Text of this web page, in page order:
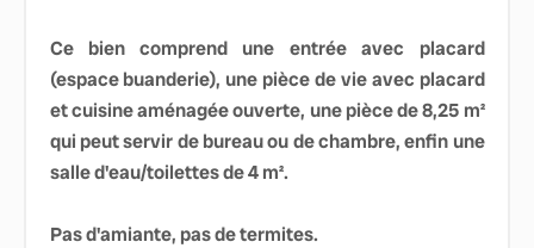
Ce bien comprend une entrée avec placard
(espace buanderie), une pièce de vie avec placard
et cuisine aménagée ouverte, une pièce de 8,25 m²
qui peut servir de bureau ou de chambre, enfin une
salle d'eau/toilettes de 4 m².
Pas d'amiante, pas de termites.